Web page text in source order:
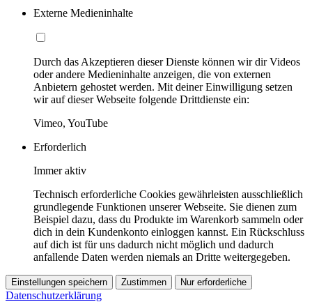
Externe Medieninhalte
Durch das Akzeptieren dieser Dienste können wir dir Videos
oder andere Medieninhalte anzeigen, die von externen
Anbietern gehostet werden. Mit deiner Einwilligung setzen
wir auf dieser Webseite folgende Drittdienste ein:
Vimeo, YouTube
Erforderlich
Immer aktiv
Technisch erforderliche Cookies gewährleisten ausschließlich
grundlegende Funktionen unserer Webseite. Sie dienen zum
Beispiel dazu, dass du Produkte im Warenkorb sammeln oder
dich in dein Kundenkonto einloggen kannst. Ein Rückschluss
auf dich ist für uns dadurch nicht möglich und dadurch
anfallende Daten werden niemals an Dritte weitergegeben.
Einstellungen speichern Zustimmen Nur erforderliche
Datenschutzerklärung